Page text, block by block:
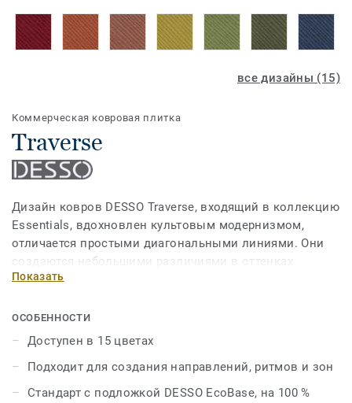
все дизайны (15)
Коммерческая ковровая плитка
Traverse
Дизайн ковров DESSO Traverse, входящий в коллекцию
Essentials, вдохновлен культовым модернизмом,
отличается простыми диагональными линиями. Они
создаются небольшими различиями в оттенках
красителей, а также небольшими выступами в
видите, зависит от того, где вы находитесь в комнате,
а также от того, откуда исходит источник света. И
когда вы двигаетесь, создается эффект тонкого
динамизма, когда участки пола меняются акцентами,
вызванными слабым чередованием света и тени.
Показать
ОСОБЕННОСТИ
Доступен в 15 цветах
Подходит для создания направлений, ритмов и зон
Стандарт с подложкой DESSO EcoBase, на 100 %